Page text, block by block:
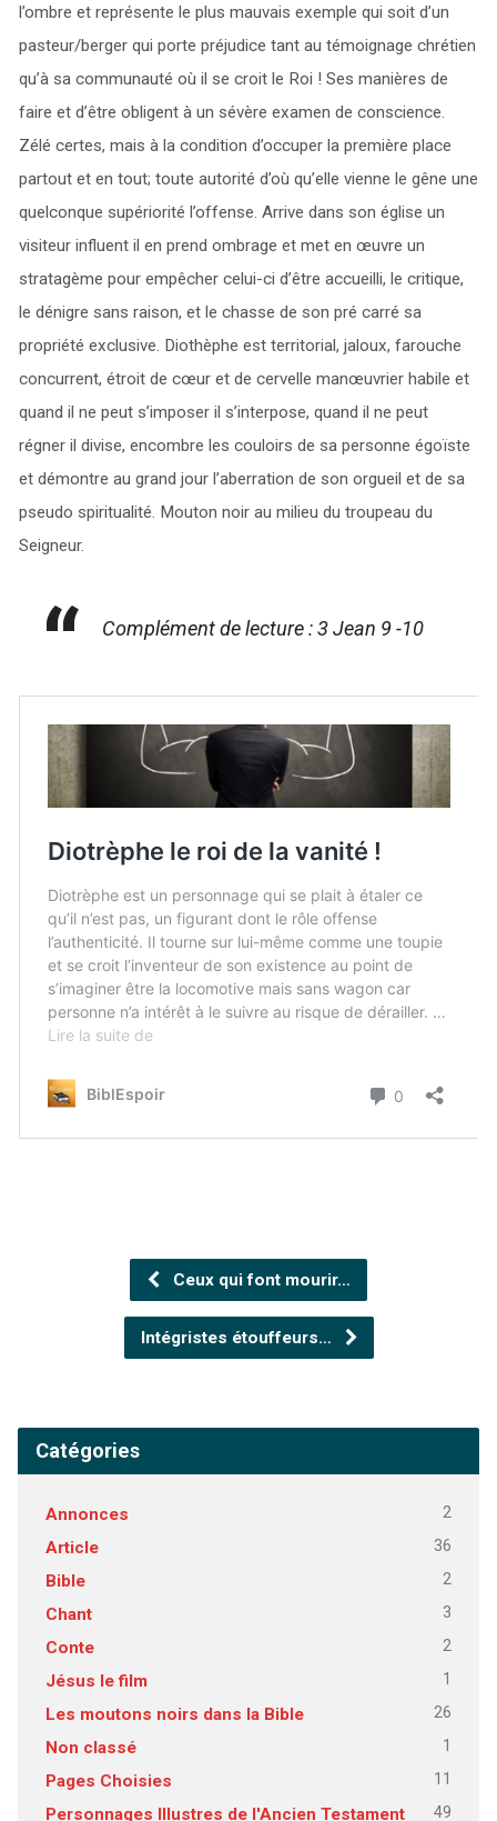
l’ombre et représente le plus mauvais exemple qui soit d’un
pasteur/berger qui porte préjudice tant au témoignage chrétien
qu’à sa communauté où il se croit le Roi ! Ses manières de
faire et d’être obligent à un sévère examen de conscience.
Zélé certes, mais à la condition d’occuper la première place
partout et en tout; toute autorité d’où qu’elle vienne le gêne une
quelconque supériorité l’offense. Arrive dans son église un
visiteur influent il en prend ombrage et met en œuvre un
stratagème pour empêcher celui-ci d’être accueilli, le critique,
le dénigre sans raison, et le chasse de son pré carré sa
propriété exclusive. Diothèphe est territorial, jaloux, farouche
concurrent, étroit de cœur et de cervelle manœuvrier habile et
quand il ne peut s’imposer il s’interpose, quand il ne peut
régner il divise, encombre les couloirs de sa personne égoïste
et démontre au grand jour l’aberration de son orgueil et de sa
pseudo spiritualité. Mouton noir au milieu du troupeau du
Seigneur.
Complément de lecture : 3 Jean 9 -10
Ceux qui font mourir…
Intégristes étouffeurs…
Catégories
Annonces 2
Article 36
Bible 2
Chant 3
Conte 2
Jésus le film 1
Les moutons noirs dans la Bible 26
Non classé 1
Pages Choisies 11
Personnages Illustres de l'Ancien Testament 49